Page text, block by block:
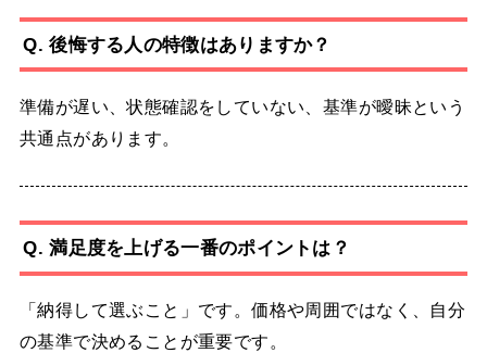
Q. 後悔する人の特徴はありますか？
準備が遅い、状態確認をしていない、基準が曖昧という
共通点があります。
Q. 満足度を上げる一番のポイントは？
「納得して選ぶこと」です。価格や周囲ではなく、自分
の基準で決めることが重要です。